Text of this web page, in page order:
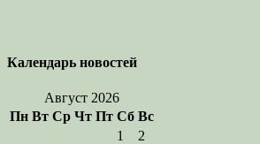
Календарь новостей
Август 2026
Пн Вт Ср Чт Пт Сб Вс
1
2